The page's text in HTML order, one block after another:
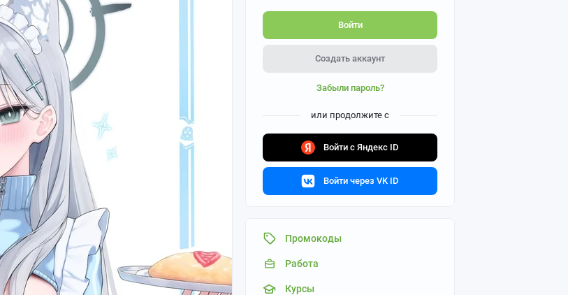
Войти
Создать аккаунт
Забыли пароль?
или продолжите с
Войти с Яндекс ID
Войти через VK ID
Промокоды
Работа
Курсы